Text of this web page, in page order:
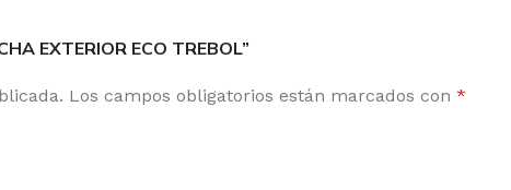
EXTERIOR ECO TREBOL”
Los campos obligatorios están marcados con *